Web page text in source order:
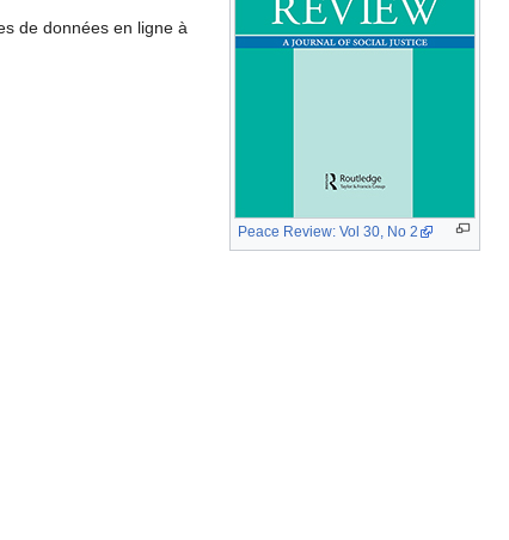
Peace Review: Vol 30, No 2
de données en ligne à